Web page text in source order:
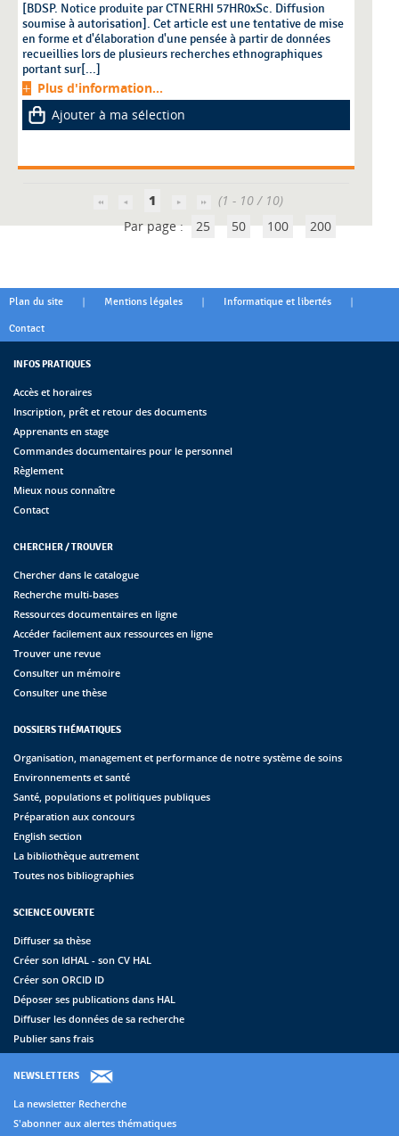
[BDSP. Notice produite par CTNERHI 57HR0xSc. Diffusion
soumise à autorisation]. Cet article est une tentative de mise
en forme et d'élaboration d'une pensée à partir de données
recueillies lors de plusieurs recherches ethnographiques
portant sur[...]
Plus d'information...
Ajouter à ma sélection
1
(1 - 10 / 10)
Par page : 25 50 100 200
Plan du site | Mentions légales | Informatique et libertés |
Contact
INFOS PRATIQUES
Accès et horaires
Inscription, prêt et retour des documents
Apprenants en stage
Commandes documentaires pour le personnel
Règlement
Mieux nous connaître
Contact
CHERCHER / TROUVER
Chercher dans le catalogue
Recherche multi-bases
Ressources documentaires en ligne
Accéder facilement aux ressources en ligne
Trouver une revue
Consulter un mémoire
Consulter une thèse
DOSSIERS THÉMATIQUES
Organisation, management et performance de notre système de soins
Environnements et santé
Santé, populations et politiques publiques
Préparation aux concours
English section
La bibliothèque autrement
Toutes nos bibliographies
SCIENCE OUVERTE
Diffuser sa thèse
Créer son IdHAL - son CV HAL
Créer son ORCID ID
Déposer ses publications dans HAL
Diffuser les données de sa recherche
Publier sans frais
NEWSLETTERS
La newsletter Recherche
S'abonner aux alertes thématiques